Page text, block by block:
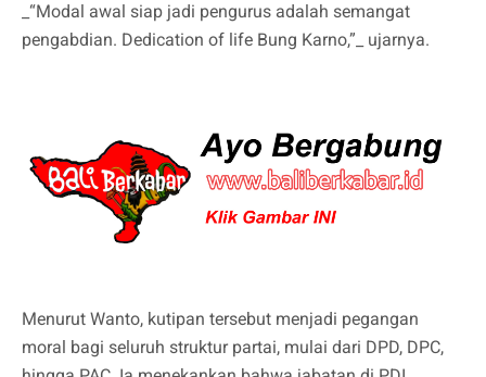
_“Modal awal siap jadi pengurus adalah semangat
pengabdian. Dedication of life Bung Karno,”_ ujarnya.
Menurut Wanto, kutipan tersebut menjadi pegangan
moral bagi seluruh struktur partai, mulai dari DPD, DPC,